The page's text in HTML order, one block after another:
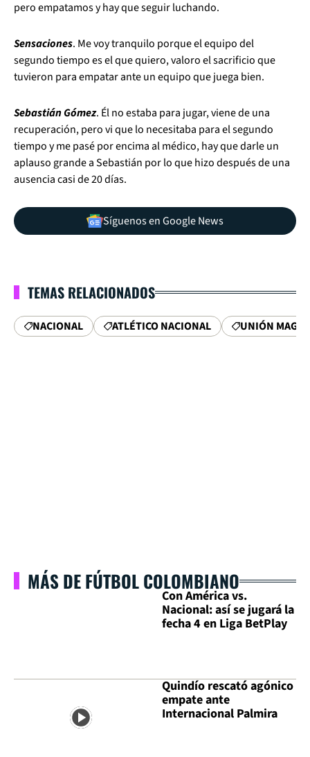
pero empatamos y hay que seguir luchando.
Sensaciones. Me voy tranquilo porque el equipo del
segundo tiempo es el que quiero, valoro el sacrificio que
tuvieron para empatar ante un equipo que juega bien.
Sebastián Gómez. Él no estaba para jugar, viene de una
recuperación, pero vi que lo necesitaba para el segundo
tiempo y me pasé por encima al médico, hay que darle un
aplauso grande a Sebastián por lo que hizo después de una
ausencia casi de 20 días.
Síguenos en Google News
TEMAS RELACIONADOS
NACIONAL ATLÉTICO NACIONAL UNIÓN
MÁS DE FÚTBOL COLOMBIANO
Con América vs.
Nacional: así se jugará la
fecha 4 en Liga BetPlay
Quindío rescató agónico
empate ante
Internacional Palmira